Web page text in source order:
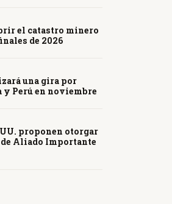
el catastro minero
de 2026
una gira por
Perú en noviembre
UU. proponen otorgar
de Aliado Importante